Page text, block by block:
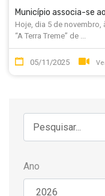
Município associa-se
Hoje, dia 5 de novembro,
“A Terra Treme” de ...
05/11/2025
Ano